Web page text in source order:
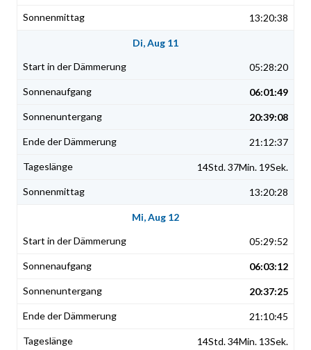
13:20:38
Di, Aug 11
05:28:20
06:01:49
20:39:08
21:12:37
14Std. 37Min. 19Sek.
13:20:28
Mi, Aug 12
05:29:52
06:03:12
20:37:25
21:10:45
14Std. 34Min. 13Sek.